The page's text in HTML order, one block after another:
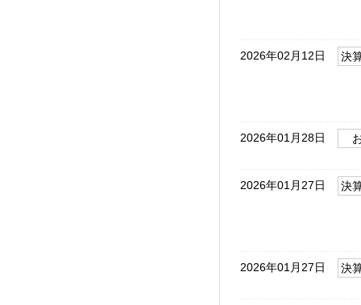
2026年02月12日 決
2026年01月28日
2026年01月27日 決
2026年01月27日 決